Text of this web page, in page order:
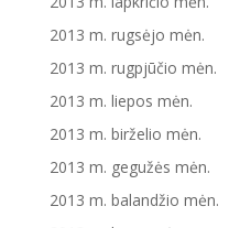
2013 m. rugsėjo mėn.
2013 m. rugpjūčio mėn.
2013 m. liepos mėn.
2013 m. birželio mėn.
2013 m. gegužės mėn.
2013 m. balandžio mėn.